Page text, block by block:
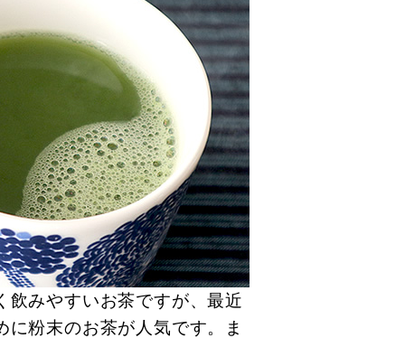
飲みやすいお茶ですが、最近
粉末のお茶が人気です。ま